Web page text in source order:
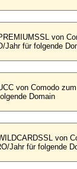
von
Jahr für folgende
von Comodo
Domain
von
Jahr für folgende